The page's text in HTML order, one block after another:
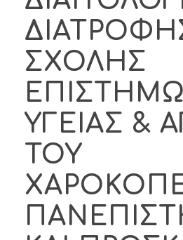
ΣΧΟΛΗΣ
ΥΓΕΙΑΣ &
ΤΟΥ